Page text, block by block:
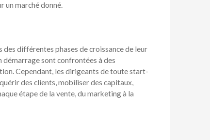
un marché donné.
différentes phases de croissance de leur
sont confrontées à des
Cependant, les dirigeants de toute start-
des clients, mobiliser des capitaux,
étape de la vente, du marketing à la